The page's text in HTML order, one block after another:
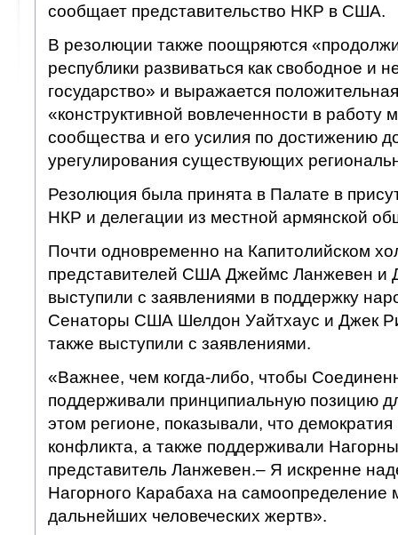
сообщает представительство НКР в США.
В резолюции также поощряются
республики развиваться как свободное и
государство» и выражается
«конструктивной вовлеченности в работу
сообщества и его усилия по достижению
урегулирования существующих
Резолюция была принята в Палате в
НКР и делегации из местной армянской
Почти одновременно на Капитолийском
представителей США Джеймс Ланжевен и
выступили с заявлениями в поддержку
Сенаторы США Шелдон Уайтхаус и Джек
также выступили с заявлениями.
«Важнее, чем когда-либо, чтобы
поддерживали принципиальную позицию
этом регионе, показывали, что
конфликта, а также поддерживали
представитель Ланжевен.– Я искренне
Нагорного Карабаха на самоопределение
дальнейших человеческих жертв».